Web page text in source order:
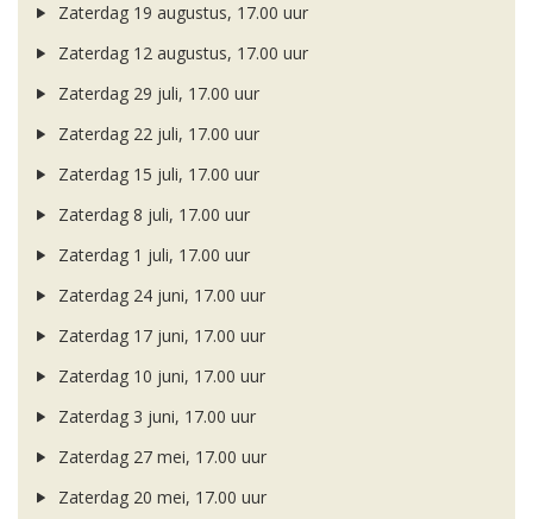
Zaterdag 19 augustus, 17.00 uur
Zaterdag 12 augustus, 17.00 uur
Zaterdag 29 juli, 17.00 uur
Zaterdag 22 juli, 17.00 uur
Zaterdag 15 juli, 17.00 uur
Zaterdag 8 juli, 17.00 uur
Zaterdag 1 juli, 17.00 uur
Zaterdag 24 juni, 17.00 uur
Zaterdag 17 juni, 17.00 uur
Zaterdag 10 juni, 17.00 uur
Zaterdag 3 juni, 17.00 uur
Zaterdag 27 mei, 17.00 uur
Zaterdag 20 mei, 17.00 uur